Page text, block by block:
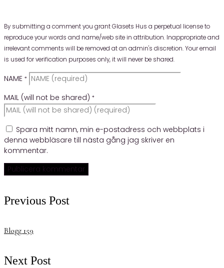
By submitting a comment you grant Glasets Hus a perpetual license to
reproduce your words and name/web site in attribution. Inappropriate and
irrelevant comments will be removed at an admin's discretion. Your email
is used for verification purposes only, it will never be shared.
NAME *
MAIL (will not be shared) *
Spara mitt namn, min e-postadress och webbplats i
denna webbläsare till nästa gång jag skriver en
kommentar.
Previous Post
Blogg 159
Next Post